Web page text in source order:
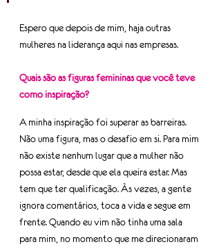
Espero que depois de mim, haja outras
mulheres na liderança aqui nas empresas.
Quais são as figuras femininas que você teve
como inspiração?
A minha inspiração foi superar as barreiras.
Não uma figura, mas o desafio em si. Para mim
não existe nenhum lugar que a mulher não
possa estar, desde que ela queira estar. Mas
tem que ter qualificação. Às vezes, a gente
ignora comentários, toca a vida e segue em
frente. Quando eu vim não tinha uma sala
para mim, no momento que me direcionaram